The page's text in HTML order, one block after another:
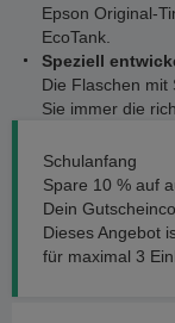
Epson Original-
EcoTank.
Speziell
Die Flaschen mit
Sie immer die
Schulanfang
Spare 10 % auf
Dein
Dieses Angebot
für maximal 3